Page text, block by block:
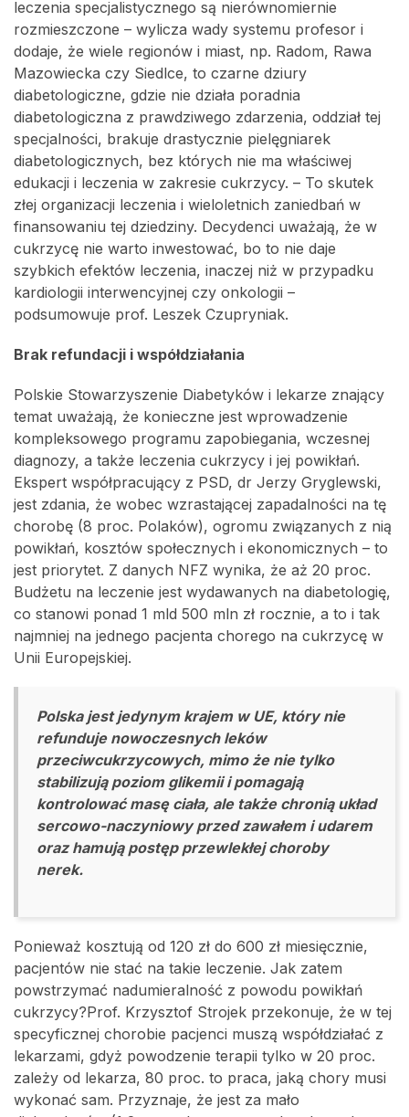
leczenia specjalistycznego są nierównomiernie
rozmieszczone – wylicza wady systemu profesor i
dodaje, że wiele regionów i miast, np. Radom, Rawa
Mazowiecka czy Siedlce, to czarne dziury
diabetologiczne, gdzie nie działa poradnia
diabetologiczna z prawdziwego zdarzenia, oddział tej
specjalności, brakuje drastycznie pielęgniarek
diabetologicznych, bez których nie ma właściwej
edukacji i leczenia w zakresie cukrzycy. – To skutek
złej organizacji leczenia i wieloletnich zaniedbań w
finansowaniu tej dziedziny. Decydenci uważają, że w
cukrzycę nie warto inwestować, bo to nie daje
szybkich efektów leczenia, inaczej niż w przypadku
kardiologii interwencyjnej czy onkologii –
podsumowuje prof. Leszek Czupryniak.
Brak refundacji i współdziałania
Polskie Stowarzyszenie Diabetyków i lekarze znający
temat uważają, że konieczne jest wprowadzenie
kompleksowego programu zapobiegania, wczesnej
diagnozy, a także leczenia cukrzycy i jej powikłań.
Ekspert współpracujący z PSD, dr Jerzy Gryglewski,
jest zdania, że wobec wzrastającej zapadalności na tę
chorobę (8 proc. Polaków), ogromu związanych z nią
powikłań, kosztów społecznych i ekonomicznych – to
jest priorytet. Z danych NFZ wynika, że aż 20 proc.
Budżetu na leczenie jest wydawanych na diabetologię,
co stanowi ponad 1 mld 500 mln zł rocznie, a to i tak
najmniej na jednego pacjenta chorego na cukrzycę w
Unii Europejskiej.
Polska jest jedynym krajem w UE, który nie
refunduje nowoczesnych leków
przeciwcukrzycowych, mimo że nie tylko
stabilizują poziom glikemii i pomagają
kontrolować masę ciała, ale także chronią układ
sercowo-naczyniowy przed zawałem i udarem
oraz hamują postęp przewlekłej choroby
nerek.
Ponieważ kosztują od 120 zł do 600 zł miesięcznie,
pacjentów nie stać na takie leczenie. Jak zatem
powstrzymać nadumieralność z powodu powikłań
cukrzycy?Prof. Krzysztof Strojek przekonuje, że w tej
specyficznej chorobie pacjenci muszą współdziałać z
lekarzami, gdyż powodzenie terapii tylko w 20 proc.
zależy od lekarza, 80 proc. to praca, jaką chory musi
wykonać sam. Przyznaje, że jest za mało